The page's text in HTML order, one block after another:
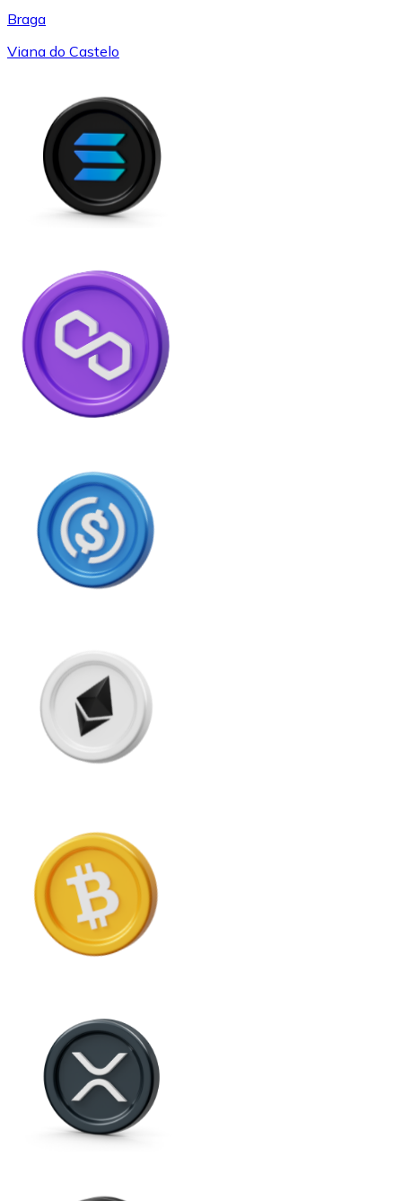
Braga
Viana do Castelo